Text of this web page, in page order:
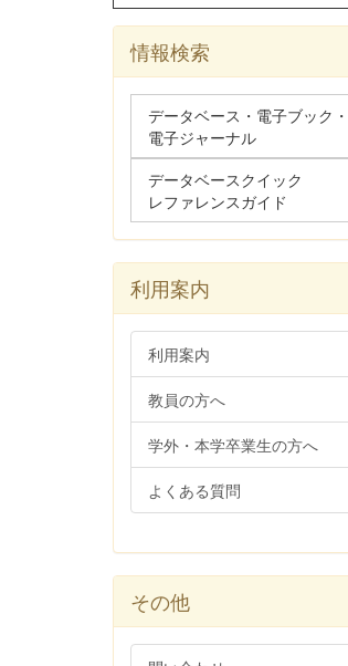
情報検索
データベース・電子ブック・
電子ジャーナル
データベースクイック
レファレンスガイド
利用案内
利用案内
教員の方へ
学外・本学卒業生の方へ
よくある質問
その他